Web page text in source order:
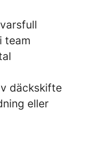
team
däckskifte
eller